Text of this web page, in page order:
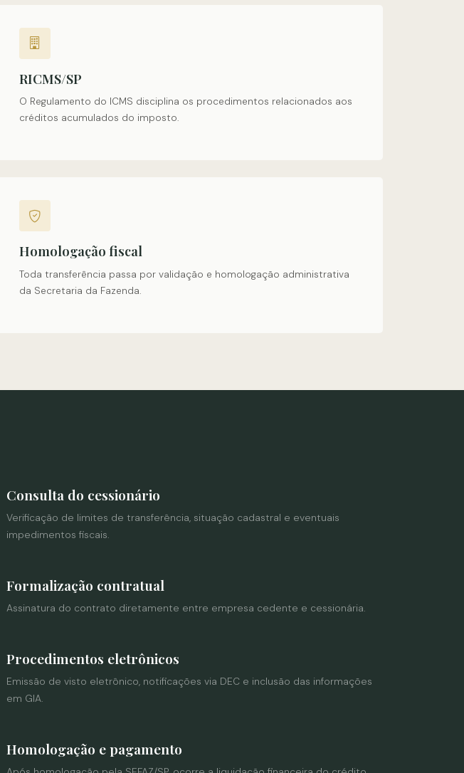
RICMS/SP
O Regulamento do ICMS disciplina os procedimentos relacionados aos
créditos acumulados do imposto.
Homologação fiscal
Toda transferência passa por validação e homologação administrativa
da Secretaria da Fazenda.
Consulta do cessionário
Verificação de limites de transferência, situação cadastral e eventuais
impedimentos fiscais.
Formalização contratual
Assinatura do contrato diretamente entre empresa cedente e cessionária.
Procedimentos eletrônicos
Emissão de visto eletrônico, notificações via DEC e inclusão das informações
em GIA.
Homologação e pagamento